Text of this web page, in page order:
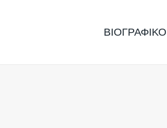
ΒΙΟΓΡΑΦΙΚΟ